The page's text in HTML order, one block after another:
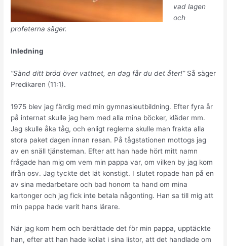
vad lagen
och
profeterna säger.
Inledning
”Sänd ditt bröd över vattnet, en dag får du det åter!”Så säger
Predikaren (11:1).
1975 blev jag färdig med min gymnasieutbildning. Efter fyra år
på internat skulle jag hem med alla mina böcker, kläder mm.
Jag skulle åka tåg, och enligt reglerna skulle man frakta alla
stora paket dagen innan resan. På tågstationen mottogs jag
av en snäll tjänsteman. Efter att han hade hört mitt namn
frågade han mig om vem min pappa var, om vilken by jag kom
ifrån osv. Jag tyckte det lät konstigt. I slutet ropade han på en
av sina medarbetare och bad honom ta hand om mina
kartonger och jag fick inte betala någonting. Han sa till mig att
min pappa hade varit hans lärare.
När jag kom hem och berättade det för min pappa, upptäckte
han, efter att han hade kollat i sina listor, att det handlade om